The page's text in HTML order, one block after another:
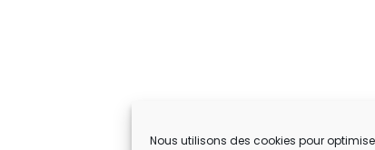
Nous utilisons des cookies pour